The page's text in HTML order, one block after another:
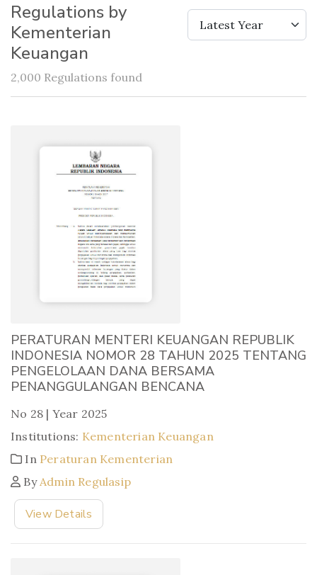
Regulations by
Kementerian
Keuangan
2,000 Regulations found
Latest Year
PERATURAN MENTERI KEUANGAN REPUBLIK
INDONESIA NOMOR 28 TAHUN 2025 TENTANG
PENGELOLAAN DANA BERSAMA
PENANGGULANGAN BENCANA
No 28 | Year 2025
Institutions: Kementerian Keuangan
In Peraturan Kementerian
ByAdmin Regulasip
View Details